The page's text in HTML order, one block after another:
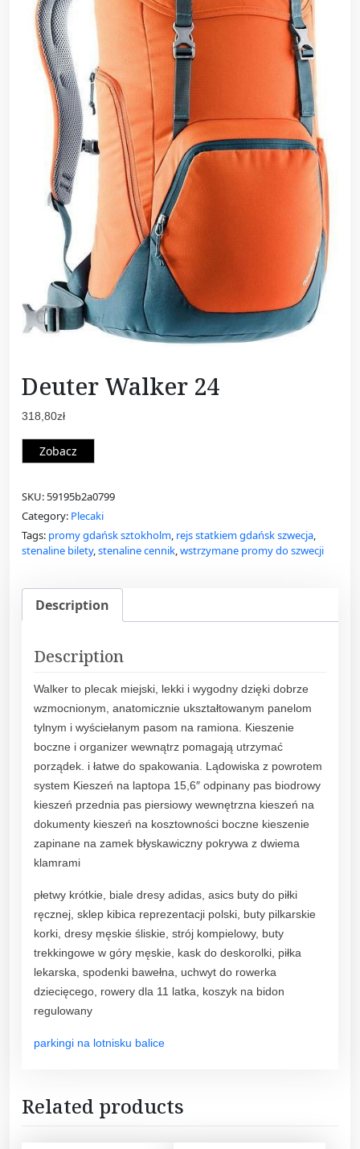
Deuter Walker 24
318,80zł
Zobacz
SKU: 59195b2a0799
Category: Plecaki
Tags: promy gdańsk sztokholm, rejs statkiem gdańsk szwecja,
stenaline bilety,stenaline cennik,wstrzymane promy do szwecji
Description
Description
Walker to plecak miejski, lekki i wygodny dzięki dobrze
wzmocnionym, anatomicznie ukształtowanym panelom
tylnym i wyściełanym pasom na ramiona. Kieszenie
boczne i organizer wewnątrz pomagają utrzymać
porządek. i łatwe do spakowania. Lądowiska z powrotem
system Kieszeń na laptopa 15,6″ odpinany pas biodrowy
kieszeń przednia pas piersiowy wewnętrzna kieszeń na
dokumenty kieszeń na kosztowności boczne kieszenie
zapinane na zamek błyskawiczny pokrywa z dwiema
klamrami
płetwy krótkie, biale dresy adidas, asics buty do piłki
ręcznej, sklep kibica reprezentacji polski, buty pilkarskie
korki, dresy męskie śliskie, strój kompielowy, buty
trekkingowe w góry męskie, kask do deskorolki, piłka
lekarska, spodenki bawełna, uchwyt do rowerka
dziecięcego, rowery dla 11 latka, koszyk na bidon
regulowany
parkingi na lotnisku balice
Related products